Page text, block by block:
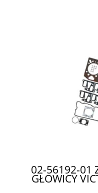
02-56192-01
GŁOWICY